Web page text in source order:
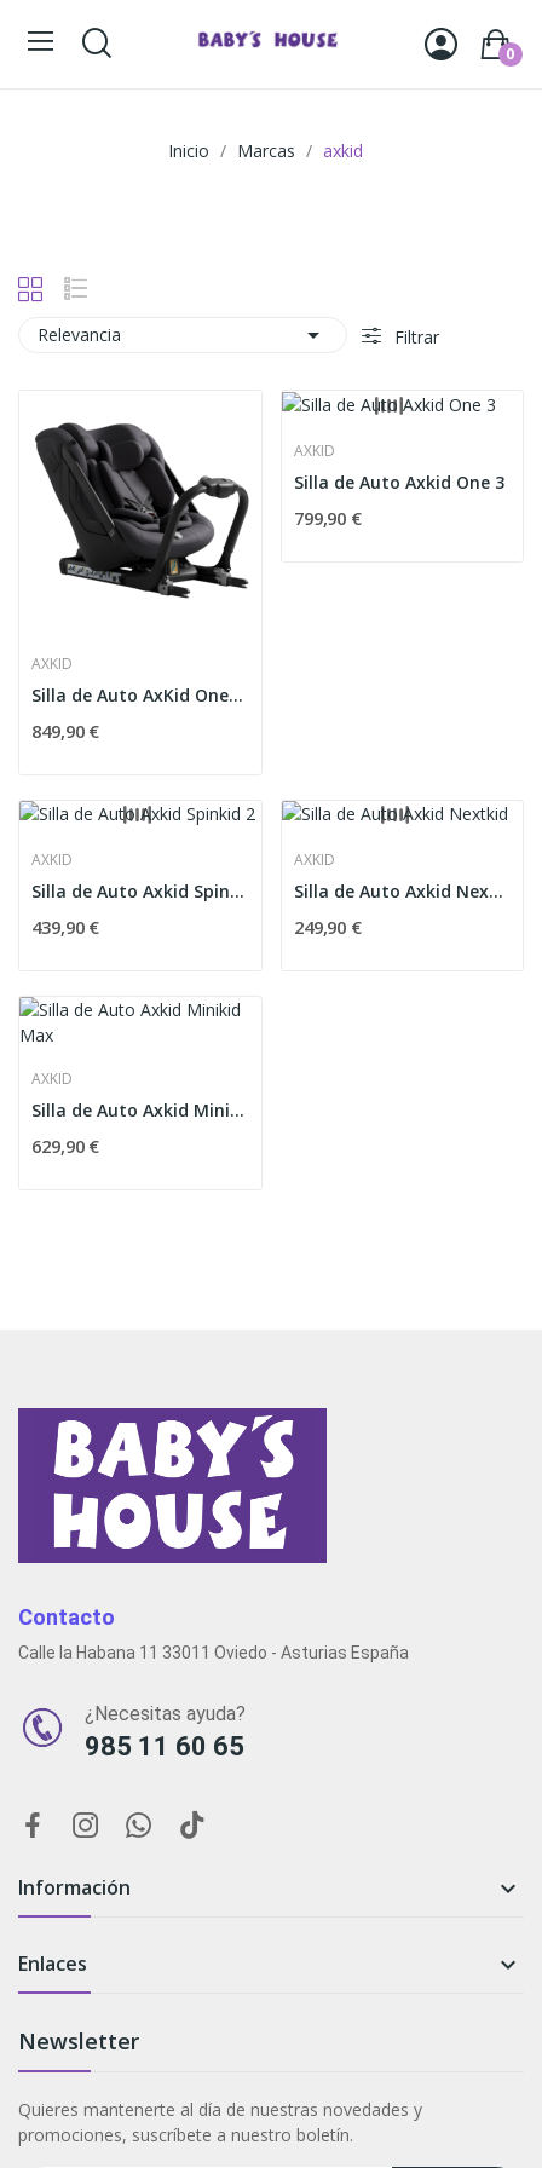
0
Inicio Marcas axkid
Relevancia  Filtrar
AXKID
Silla de Auto AxKid One+3
849,90 €
AXKID
Silla de Auto Axkid One 3
799,90 €
AXKID
Silla de Auto Axkid Spinkid 2
439,90 €
AXKID
Silla de Auto Axkid Nextkid
249,90 €
AXKID
Silla de Auto Axkid Minikid Max
629,90 €
Contacto
Calle la Habana 11 33011 Oviedo - Asturias España
¿Necesitas ayuda?
985 11 60 65
Información 
Enlaces 
Newsletter
Quieres mantenerte al día de nuestras novedades y
promociones, suscríbete a nuestro boletín.